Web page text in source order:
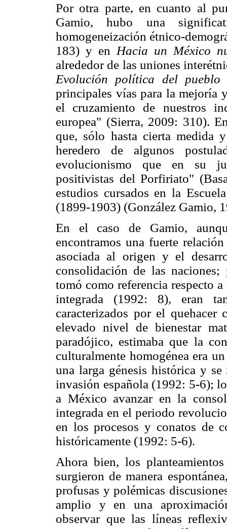
Por otra parte, en cuanto al
Gamio, hubo una
homogeneización étnico-
183) y en Hacia un México
alrededor de las uniones
Evolución política del pueblo
principales vías para la mejoría
el cruzamiento de nuestros
europea" (Sierra, 2009: 310).
que, sólo hasta cierta medida
heredero de algunos
evolucionismo que en su
positivistas del Porfiriato"
estudios cursados en la
(1899-1903) (González Gamio,
En el caso de Gamio,
encontramos una fuerte
asociada al origen y el
consolidación de las
tomó como referencia respecto
integrada (1992: 8), eran
caracterizados por el
elevado nivel de bienestar
paradójico, estimaba que la
culturalmente homogénea era
una larga génesis histórica y
invasión española (1992: 5-6);
a México avanzar en la
integrada en el periodo
en los procesos y conatos de
históricamente (1992: 5-6).
Ahora bien, los
surgieron de manera
profusas y polémicas
amplio y en una
observar que las líneas